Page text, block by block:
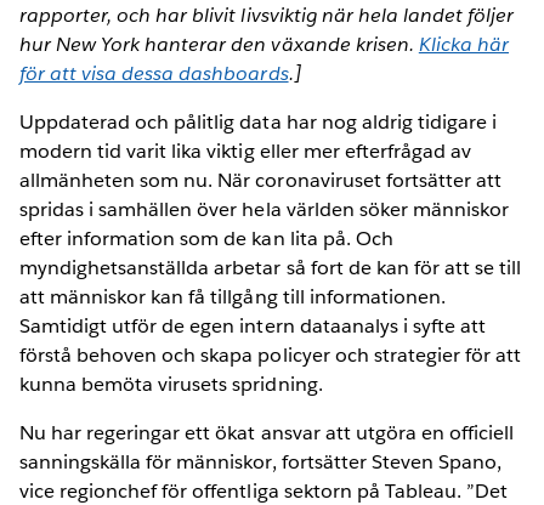
rapporter, och har blivit livsviktig när hela landet följer
hur New York hanterar den växande krisen. Klicka här
för att visa dessa dashboards.]
Uppdaterad och pålitlig data har nog aldrig tidigare i
modern tid varit lika viktig eller mer efterfrågad av
allmänheten som nu. När coronaviruset fortsätter att
spridas i samhällen över hela världen söker människor
efter information som de kan lita på. Och
myndighetsanställda arbetar så fort de kan för att se till
att människor kan få tillgång till informationen.
Samtidigt utför de egen intern dataanalys i syfte att
förstå behoven och skapa policyer och strategier för att
kunna bemöta virusets spridning.
Nu har regeringar ett ökat ansvar att utgöra en officiell
sanningskälla för människor, fortsätter Steven Spano,
vice regionchef för offentliga sektorn på Tableau. ”Det